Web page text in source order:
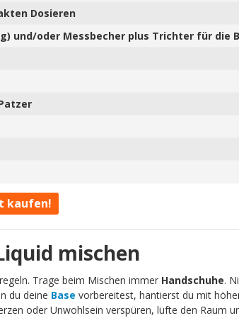
Dosieren
und/oder Messbecher plus Trichter für die
kaufen!
mischen
Trage beim Mischen immer Handschuhe.
du deine Base vorbereitest, hantierst du mit
oder Unwohlsein verspüren, lüfte den Raum